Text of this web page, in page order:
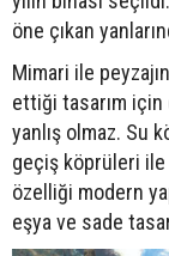
öne çıkan
Mimari ile
ettiği tasarım için
yanlış olmaz. Su
geçiş köprüleri
özelliği modern
eşya ve sade